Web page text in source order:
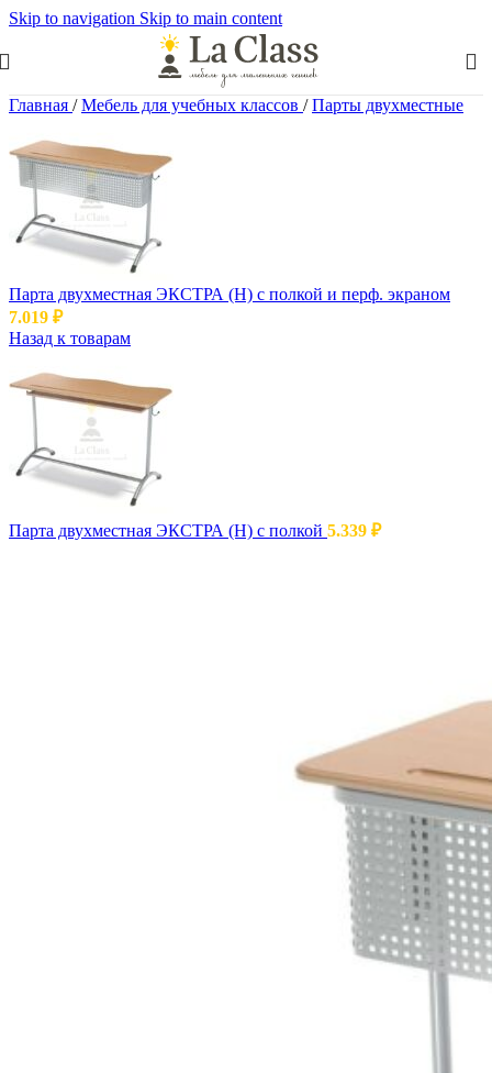
Skip to navigation Skip to main content
Главная / Мебель для учебных классов / Парты двухместные
Парта двухместная ЭКСТРА (Н) с полкой и перф. экраном
7.019 ₽
Назад к товарам
Парта двухместная ЭКСТРА (Н) с полкой 5.339 ₽